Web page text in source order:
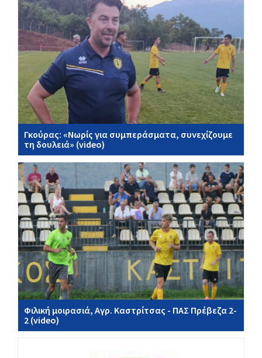
Γκούρας: «Νωρίς για συμπεράσματα, συνεχίζουμε
τη δουλειά» (video)
Φιλική μοιρασιά, Αγρ. Καστρίτσας - ΠΑΣ Πρέβεζα 2-
2 (video)